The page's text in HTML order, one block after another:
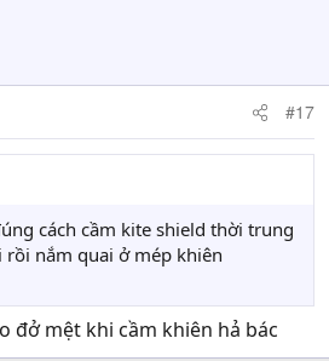
#17
cách cầm kite shield thời trung
rồi nắm quai ở mép khiên
đở mệt khi cầm khiên hả bác